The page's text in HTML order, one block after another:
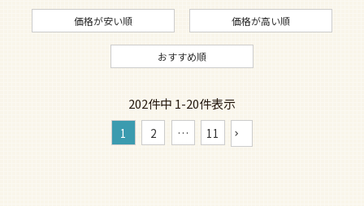
価格が安い順 価格が高い順
おすすめ順
202件中 1-20件表示
1 2 … 11